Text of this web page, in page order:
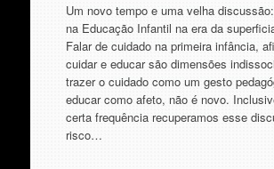
Um novo tempo e uma velha
na Educação Infantil na era da
Falar de cuidado na primeira infância,
cuidar e educar são dimensões
trazer o cuidado como um gesto
educar como afeto, não é novo.
certa frequência recuperamos esse
risco…